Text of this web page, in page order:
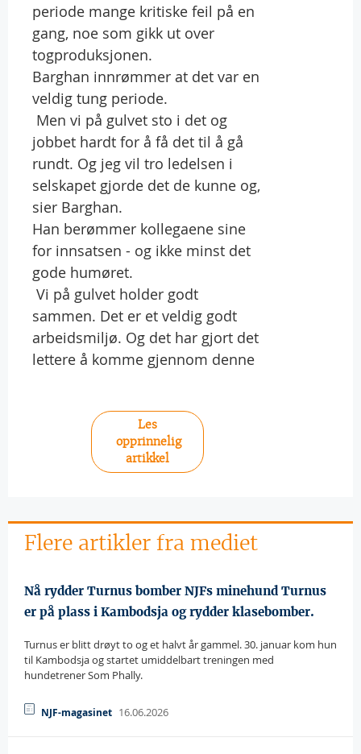
periode mange kritiske feil på en
gang, noe som gikk ut over
togproduksjonen.
Barghan innrømmer at det var en
veldig tung periode.
 Men vi på gulvet sto i det og
jobbet hardt for å få det til å gå
rundt. Og jeg vil tro ledelsen i
selskapet gjorde det de kunne og,
sier Barghan.
Han berømmer kollegaene sine
for innsatsen - og ikke minst det
gode humøret.
 Vi på gulvet holder godt
sammen. Det er et veldig godt
arbeidsmiljø. Og det har gjort det
lettere å komme gjennom denne
Les
opprinnelig
artikkel
Flere artikler fra mediet
Nå rydder Turnus bomber NJFs minehund Turnus
er på plass i Kambodsja og rydder klasebomber.
Turnus er blitt drøyt to og et halvt år gammel. 30. januar kom hun
til Kambodsja og startet umiddelbart treningen med
hundetrener Som Phally.
NJF-magasinet 16.06.2026